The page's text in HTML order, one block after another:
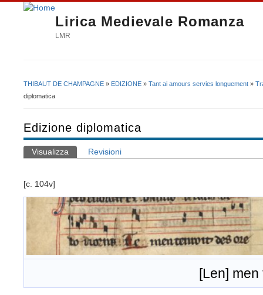
Lirica Medievale Romanza
LMR
Tu sei qui
THIBAUT DE CHAMPAGNE » EDIZIONE » Tant ai amours servies longuement »
diplomatica
Edizione diplomatica
Schede primarie
Visualizza (scheda attiva)
Revisioni
[c. 104v]
[Len] men tenroit